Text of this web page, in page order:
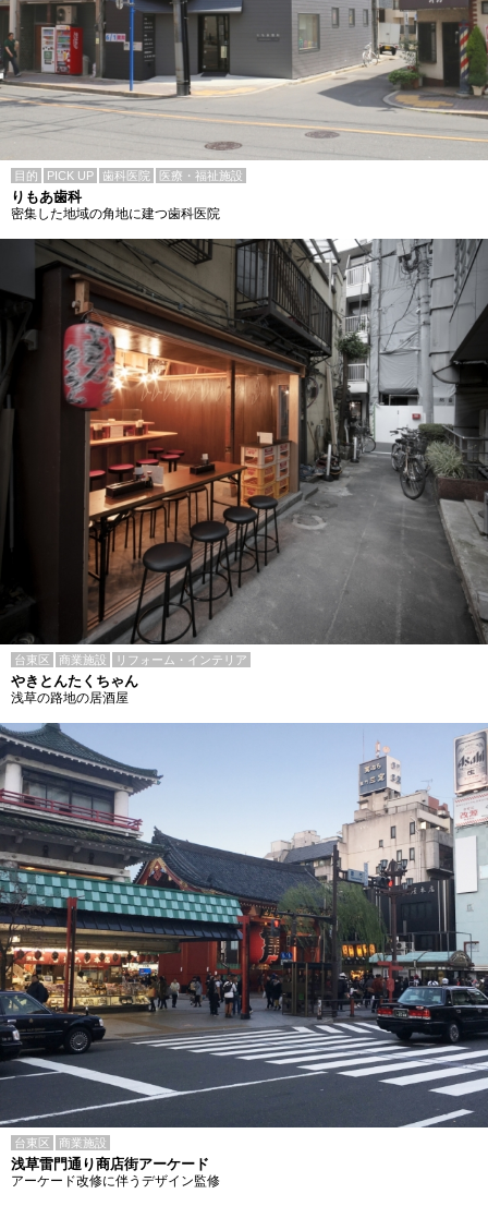
目的 PICK UP 歯科医院 医療・福祉施設
りもあ歯科
密集した地域の角地に建つ歯科医院
台東区 商業施設 リフォーム・インテリア
やきとんたくちゃん
浅草の路地の居酒屋
台東区 商業施設
浅草雷門通り商店街アーケード
アーケード改修に伴うデザイン監修